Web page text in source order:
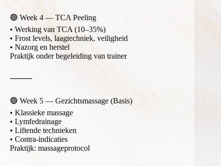
🟢 Week 4 — TCA Peeling
• Werking van TCA (10–35%)
• Frost levels, laagtechniek, veiligheid
• Nazorg en herstel
Praktijk onder begeleiding van trainer
⸻
🟢 Week 5 — Gezichtsmassage (Basis)
• Klassieke massage
• Lymfedrainage
• Liftende technieken
• Contra-indicaties
Praktijk: massageprotocol